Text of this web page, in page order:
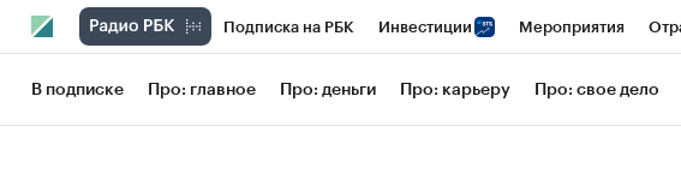
Подписка на РБК Инвестиции Мероприятия
РБК Вино Школа управления РБК РБК
В подписке Про: главное Про: деньги Про: карьеру Про: свое дело